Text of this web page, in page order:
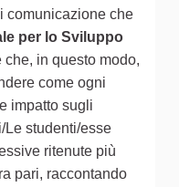
comunicazione che
per lo Sviluppo
che, in questo modo,
come ogni
impatto sugli
studenti/esse
ritenute più
pari, raccontando